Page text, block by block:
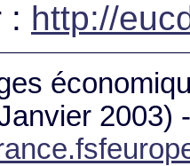
: http://
2003) -